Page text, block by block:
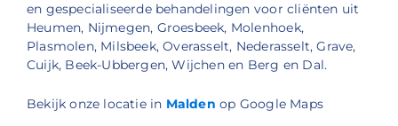
en gespecialiseerde behandelingen voor cliënten uit
Heumen, Nijmegen, Groesbeek, Molenhoek,
Plasmolen, Milsbeek, Overasselt, Nederasselt, Grave,
Cuijk, Beek-Ubbergen, Wijchen en Berg en Dal.
Bekijk onze locatie in Malden op Google Maps